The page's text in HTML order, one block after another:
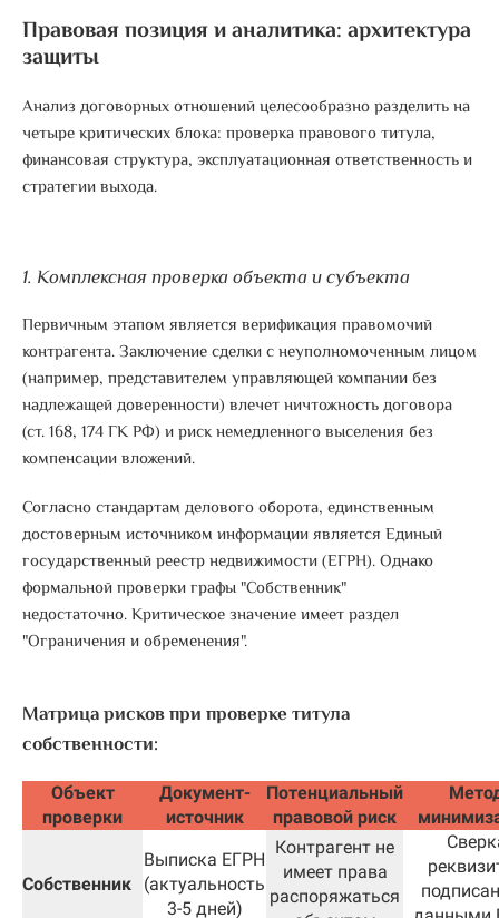
Правовая позиция и аналитика: архитектура
защиты
Анализ договорных отношений целесообразно разделить на
четыре критических блока: проверка правового титула,
финансовая структура, эксплуатационная ответственность и
стратегии выхода.
1. Комплексная проверка объекта и субъекта
Первичным этапом является верификация правомочий
контрагента. Заключение сделки с неуполномоченным лицом
(например, представителем управляющей компании без
надлежащей доверенности) влечет ничтожность договора
(ст. 168, 174 ГК РФ) и риск немедленного выселения без
компенсации вложений.
Согласно стандартам делового оборота, единственным
достоверным источником информации является Единый
государственный реестр недвижимости (ЕГРН). Однако
формальной проверки графы "Собственник"
недостаточно. Критическое значение имеет раздел
"Ограничения и обременения".
Матрица рисков при проверке титула
собственности:
Объект
проверки
Документ-
источник
Потенциальный
правовой риск
Собственник
Выписка ЕГРН
(актуальность
3-5 дней)
Контрагент не
имеет права
распоряжаться